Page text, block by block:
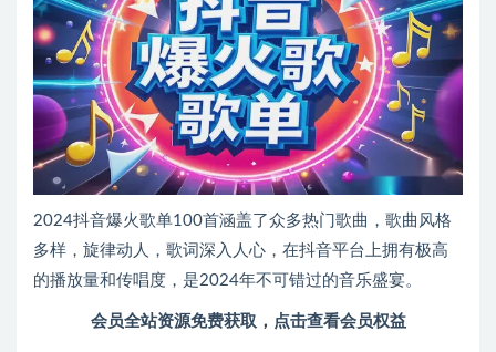
2024抖音爆火歌单100首涵盖了众多热门歌曲，歌曲风格
多样，旋律动人，歌词深入人心，在抖音平台上拥有极高
的播放量和传唱度，是2024年不可错过的音乐盛宴。
会员全站资源免费获取，点击查看会员权益